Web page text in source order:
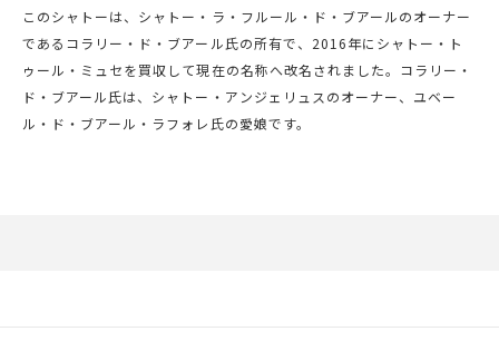
このシャトーは、シャトー・ラ・フルール・ド・ブアールのオーナー
であるコラリー・ド・ブアール氏の所有で、2016年にシャトー・ト
ゥール・ミュセを買収して現在の名称へ改名されました。コラリー・
ド・ブアール氏は、シャトー・アンジェリュスのオーナー、ユベー
ル・ド・ブアール・ラフォレ氏の愛娘です。